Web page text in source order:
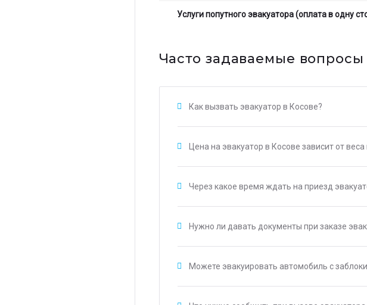
Услуги попутного эвакуатора (оплата в одну
Часто задаваемые вопросы
Как вызвать эвакуатор в Косове?
Цена на эвакуатор в Косове зависит от
Через какое время ждать на приезд
Нужно ли давать документы при заказе
Можете эвакуировать автомобиль с